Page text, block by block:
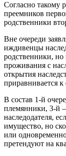
Согласно такому
преемников
родственники
Вне очереди
иждивенцы
родственники,
проживания с
открытия
приравнивается
В состав 1-й
племянники, 3-й
наследодателя,
имущество, но
или
претендуют на